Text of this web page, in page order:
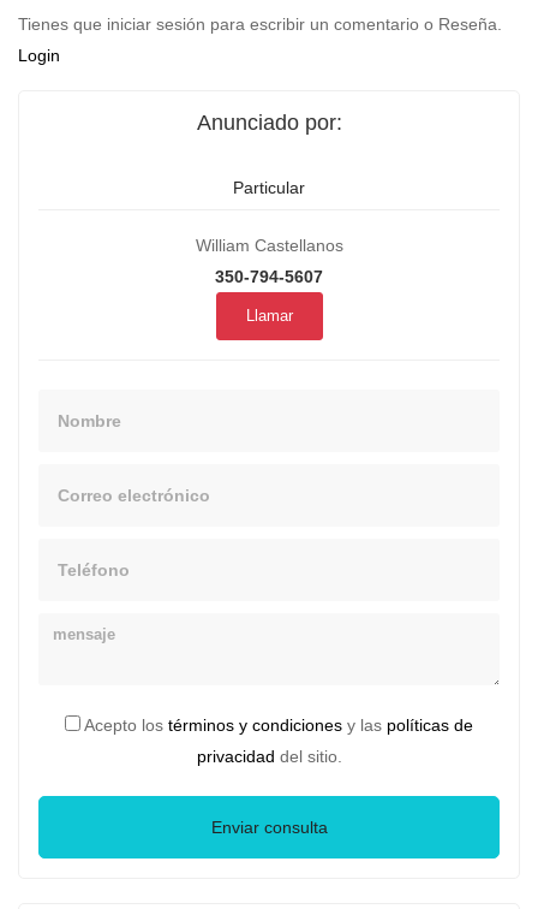
Tienes que iniciar sesión para escribir un comentario o Reseña.
Login
Anunciado por:
Particular
William Castellanos
350-794-5607
Llamar
Acepto los términos y condiciones y las políticas de
privacidad del sitio.
Enviar consulta